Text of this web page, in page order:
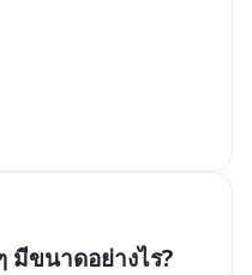
มีขนาดอย่างไร?